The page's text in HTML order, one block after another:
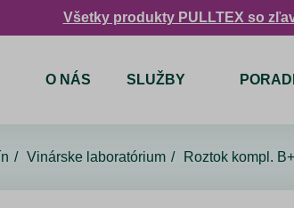
Všetky produkty PULLTEX so
O NÁS SLUŽBY
Vinárske laboratórium Roztok kompl.